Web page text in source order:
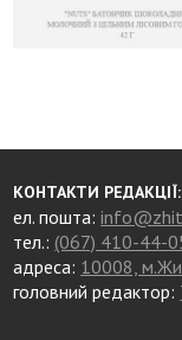
КОНТАКТИ РЕДАКЦІЇ:
ел. пошта:
тел.: (067) 410-44-
адреса: 10008,
головний редактор: